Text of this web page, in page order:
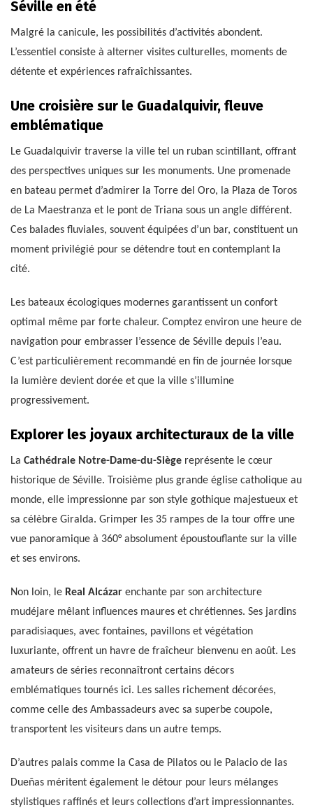
Séville en été
Malgré la canicule, les possibilités d’activités abondent.
L’essentiel consiste à alterner visites culturelles, moments de
détente et expériences rafraîchissantes.
Une croisière sur le Guadalquivir, fleuve
emblématique
Le Guadalquivir traverse la ville tel un ruban scintillant, offrant
des perspectives uniques sur les monuments. Une promenade
en bateau permet d’admirer la Torre del Oro, la Plaza de Toros
de La Maestranza et le pont de Triana sous un angle différent.
Ces balades fluviales, souvent équipées d’un bar, constituent un
moment privilégié pour se détendre tout en contemplant la
cité.
Les bateaux écologiques modernes garantissent un confort
optimal même par forte chaleur. Comptez environ une heure de
navigation pour embrasser l’essence de Séville depuis l’eau.
C’est particulièrement recommandé en fin de journée lorsque
la lumière devient dorée et que la ville s’illumine
progressivement.
Explorer les joyaux architecturaux de la ville
La Cathédrale Notre-Dame-du-Siège représente le cœur
historique de Séville. Troisième plus grande église catholique au
monde, elle impressionne par son style gothique majestueux et
sa célèbre Giralda. Grimper les 35 rampes de la tour offre une
vue panoramique à 360° absolument époustouflante sur la ville
et ses environs.
Non loin, le Real Alcázar enchante par son architecture
mudéjare mêlant influences maures et chrétiennes. Ses jardins
paradisiaques, avec fontaines, pavillons et végétation
luxuriante, offrent un havre de fraîcheur bienvenu en août. Les
amateurs de séries reconnaîtront certains décors
emblématiques tournés ici. Les salles richement décorées,
comme celle des Ambassadeurs avec sa superbe coupole,
transportent les visiteurs dans un autre temps.
D’autres palais comme la Casa de Pilatos ou le Palacio de las
Dueñas méritent également le détour pour leurs mélanges
stylistiques raffinés et leurs collections d’art impressionnantes.